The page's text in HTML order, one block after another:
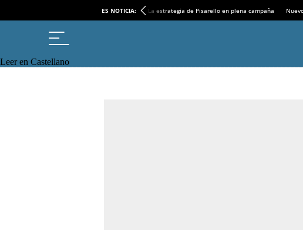
ES NOTICIA: La estrategia de Pisarello en plena campaña
Leer en Castellano